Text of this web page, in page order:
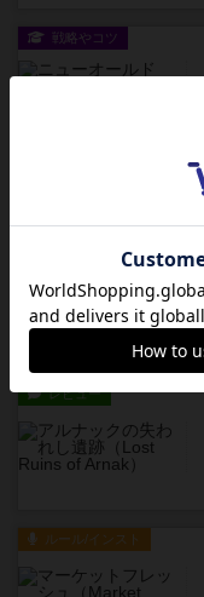
戦略やコツ
レビュー
ルール/インスト